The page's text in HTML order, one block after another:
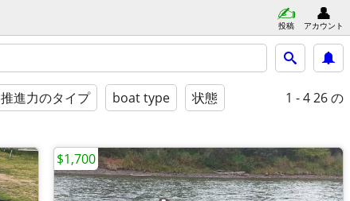
投稿 アカウント
推進力のタイプ boat type 状態 1 - 426 の
$1,700